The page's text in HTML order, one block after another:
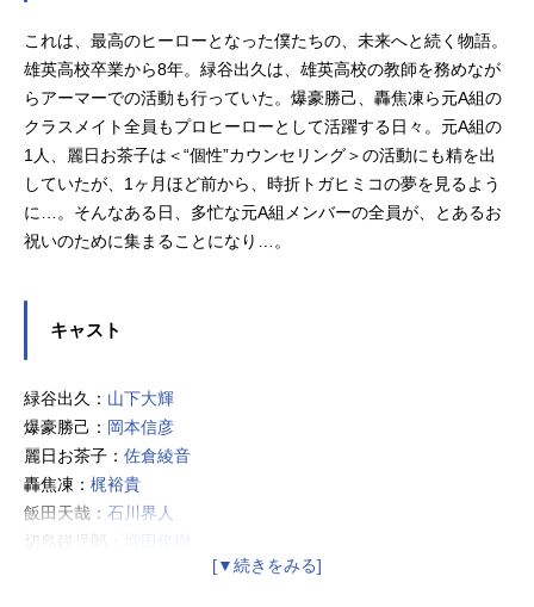
これは、最高のヒーローとなった僕たちの、未来へと続く物語。
雄英高校卒業から8年。緑谷出久は、雄英高校の教師を務めなが
らアーマーでの活動も行っていた。爆豪勝己、轟焦凍ら元A組の
クラスメイト全員もプロヒーローとして活躍する日々。元A組の
1人、麗日お茶子は＜“個性”カウンセリング＞の活動にも精を出
していたが、1ヶ月ほど前から、時折トガヒミコの夢を見るよう
に…。そんなある日、多忙な元A組メンバーの全員が、とあるお
祝いのために集まることになり…。
キャスト
緑谷出久： 山下大輝
爆豪勝己： 岡本信彦
麗日お茶子： 佐倉綾音
轟焦凍： 梶裕貴
飯田天哉： 石川界人
切島鋭児郎：